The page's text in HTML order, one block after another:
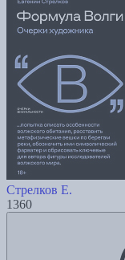
Стрелков Е.
1360